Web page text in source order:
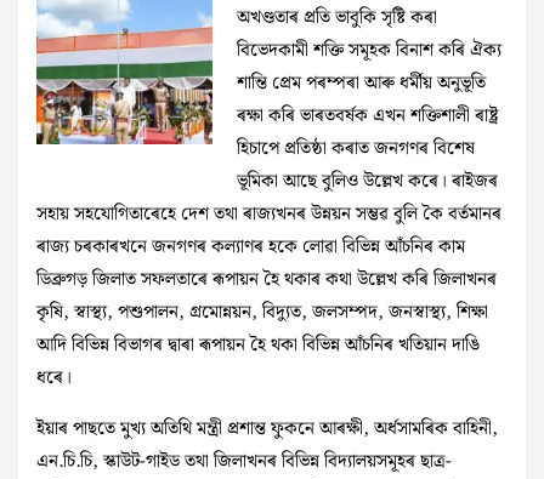
অখণ্ডতাৰ প্ৰতি ভাবুকি সৃষ্টি কৰা
বিভেদকামী শক্তি সমূহক বিনাশ কৰি ঐক্য
শান্তি প্ৰেম পৰম্পৰা আৰু ধর্মীয় অনুভূতি
ৰক্ষা কৰি ভাৰতবৰ্ষক এখন শক্তিশালী ৰাষ্ট্ৰ
হিচাপে প্ৰতিষ্ঠা কৰাত জনগণৰ বিশেষ
ভূমিকা আছে বুলিও উল্লেখ কৰে। ৰাইজৰ
সহায় সহযোগিতাৰেহে দেশ তথা ৰাজ্যখনৰ উন্নয়ন সম্ভৱ বুলি কৈ বৰ্তমানৰ
ৰাজ্য চৰকাৰখনে জনগণৰ কল্যাণৰ হকে লোৱা বিভিন্ন আঁচনিৰ কাম
ডিব্রুগড় জিলাত সফলতাৰে ৰূপায়ন হৈ থকাৰ কথা উল্লেখ কৰি জিলাখনৰ
কৃষি, স্বাস্থ্য, পশুপালন, গ্রমোন্নয়ন, বিদ্যুত, জলসম্পদ, জনস্বাস্থ্য, শিক্ষা
আদি বিভিন্ন বিভাগৰ দ্বাৰা ৰূপায়ন হৈ থকা বিভিন্ন আঁচনিৰ খতিয়ান দাঙি
ধৰে।
ইয়াৰ পাছতে মুখ্য অতিথি মন্ত্ৰী প্ৰশান্ত ফুকনে আৰক্ষী, অৰ্ধসামৰিক বাহিনী,
এন.চি.চি, স্কাউট-গাইড তথা জিলাখনৰ বিভিন্ন বিদ্যালয়সমূহৰ ছাত্ৰ-